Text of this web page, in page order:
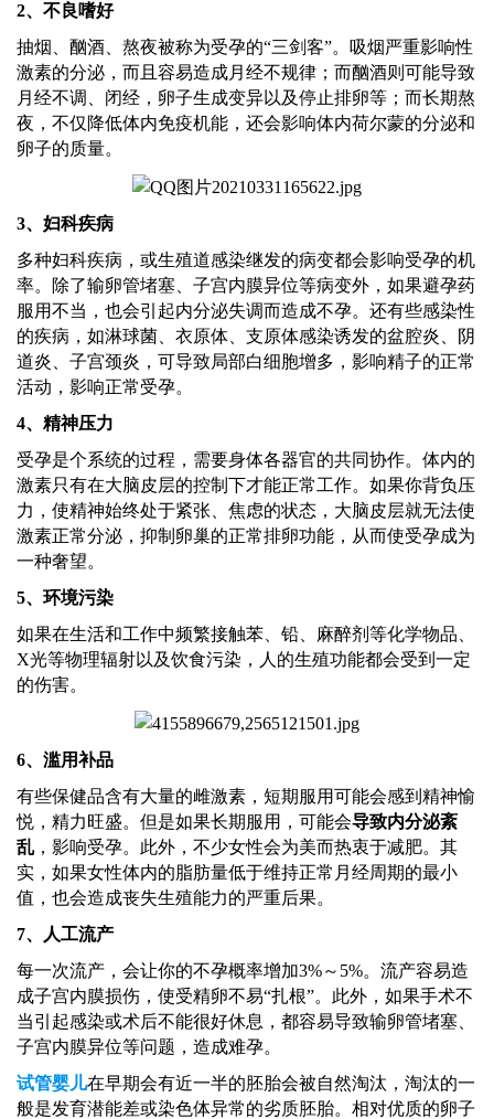
2、 不良嗜好
抽烟、酗酒、熬夜被称为受孕的“三剑客”。吸烟严重影响性
激素的分泌，而且容易造成月经不规律；而酗酒则可能导致
月经不调、闭经，卵子生成变异以及停止排卵等；而长期熬
夜，不仅降低体内免疫机能，还会影响体内荷尔蒙的分泌和
卵子的质量。
3、 妇科疾病
多种妇科疾病，或生殖道感染继发的病变都会影响受孕的机
率。除了输卵管堵塞、子宫内膜异位等病变外，如果避孕药
服用不当，也会引起内分泌失调而造成不孕。还有些感染性
的疾病，如淋球菌、衣原体、支原体感染诱发的盆腔炎、阴
道炎、子宫颈炎，可导致局部白细胞增多，影响精子的正常
活动，影响正常受孕。
4、 精神压力
受孕是个系统的过程，需要身体各器官的共同协作。体内的
激素只有在大脑皮层的控制下才能正常工作。如果你背负压
力，使精神始终处于紧张、焦虑的状态，大脑皮层就无法使
激素正常分泌，抑制卵巢的正常排卵功能，从而使受孕成为
一种奢望。
5、 环境污染
如果在生活和工作中频繁接触苯、铅、麻醉剂等化学物品、
X光等物理辐射以及饮食污染，人的生殖功能都会受到一定
的伤害。
6、 滥用补品
有些保健品含有大量的雌激素，短期服用可能会感到精神愉
悦，精力旺盛。但是如果长期服用，可能会导致内分泌紊
乱 ，影响受孕。此外，不少女性会为美而热衷于减肥。其
实，如果女性体内的脂肪量低于维持正常月经周期的最小
值，也会造成丧失生殖能力的严重后果。
7、
人工流产
每一次流产，会让你的不孕概率增加3%～5%。流产容易造
成子宫内膜损伤，使受精卵不易“扎根”。此外，如果手术不
当引起感染或术后不能很好休息，都容易导致输卵管堵塞、
子宫内膜异位等问题，造成难孕。
试管婴儿在早期会有近一半的胚胎会被自然淘汰，淘汰的一
般是发育潜能差或染色体异常的劣质胚胎。相对优质的卵子